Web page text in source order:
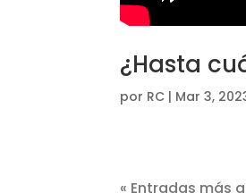
¿Hasta
por RC | Mar 3,
« Entradas más